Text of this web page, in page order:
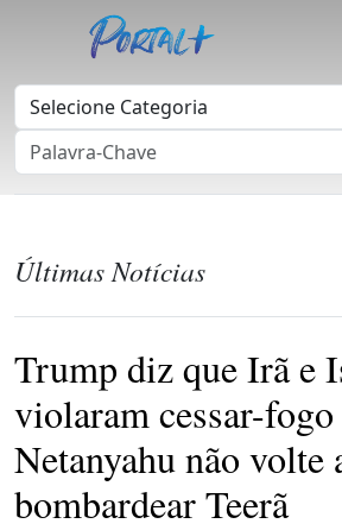
Últimas Notícias
Trump diz que Irã e
violaram cessar-
Netanyahu não volte
bombardear Teerã